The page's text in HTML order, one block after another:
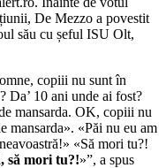
De Mezzo a povestit
său cu șeful ISU Olt,
copiii nu sunt în
Da’ 10 ani unde ai fost?
mansarda. OK, copiii nu
mansarda». «Păi nu eu am
«Să mori tu?!
să mori tu?!»”, a spus